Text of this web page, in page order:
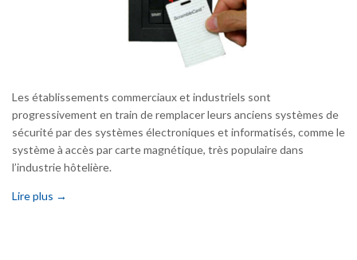
Les établissements commerciaux et industriels sont
progressivement en train de remplacer leurs anciens systèmes de
sécurité par des systèmes électroniques et informatisés, comme le
système à accès par carte magnétique, très populaire dans
l’industrie hôtelière.
Lire plus →